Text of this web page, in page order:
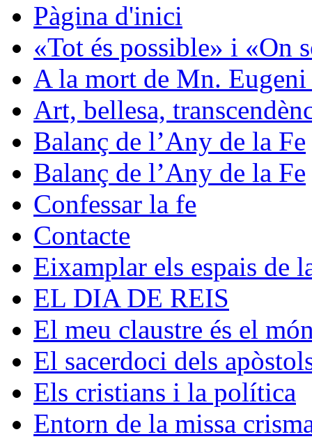
Pàgina d'inici
«Tot és possible» i «On
A la mort de Mn. Eugeni
Art, bellesa,
Balanç de l’Any de la Fe
Balanç de l’Any de la Fe
Confessar la fe
Contacte
Eixamplar els espais de
EL DIA DE REIS
El meu claustre és el
El sacerdoci dels
Els cristians i la política
Entorn de la missa